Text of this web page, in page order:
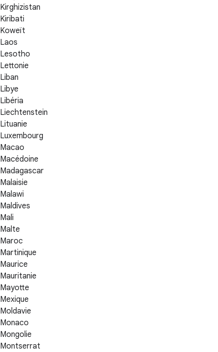
Kirghizistan
Kiribati
Koweït
Laos
Lesotho
Lettonie
Liban
Libye
Libéria
Liechtenstein
Lituanie
Luxembourg
Macao
Macédoine
Madagascar
Malaisie
Malawi
Maldives
Mali
Malte
Maroc
Martinique
Maurice
Mauritanie
Mayotte
Mexique
Moldavie
Monaco
Mongolie
Montserrat